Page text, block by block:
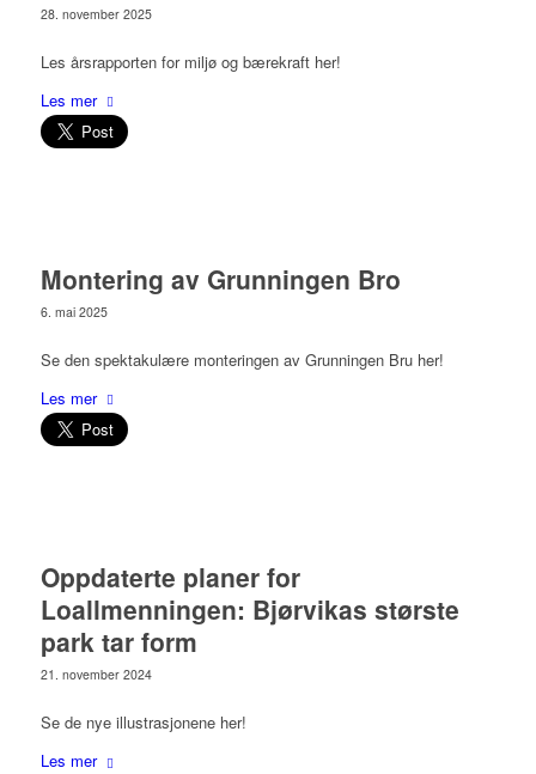
28. november 2025
Les årsrapporten for miljø og bærekraft her!
Les mer
Montering av Grunningen Bro
6. mai 2025
Se den spektakulære monteringen av Grunningen Bru her!
Les mer
Oppdaterte planer for
Loallmenningen: Bjørvikas største
park tar form
21. november 2024
Se de nye illustrasjonene her!
Les mer